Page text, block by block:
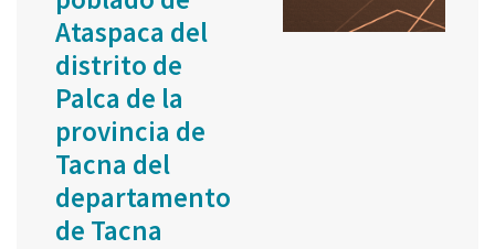
Ataspaca del
distrito de
Palca de la
provincia de
Tacna del
departamento
de Tacna